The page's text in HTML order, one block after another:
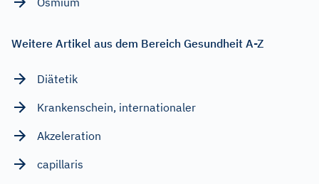
Weitere Artikel aus dem Bereich Gesundheit A-Z
Diätetik
Krankenschein, internationaler
Akzeleration
capillaris